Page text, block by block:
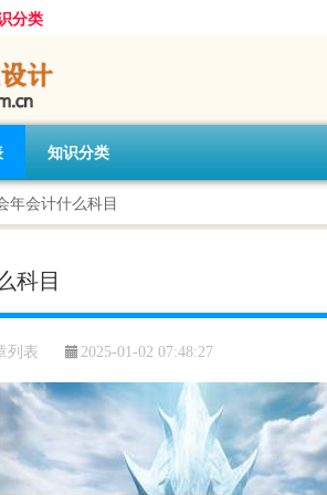
分类
知识分类
年会计什么科目
科目
列表 2025-01-02 07:48:27